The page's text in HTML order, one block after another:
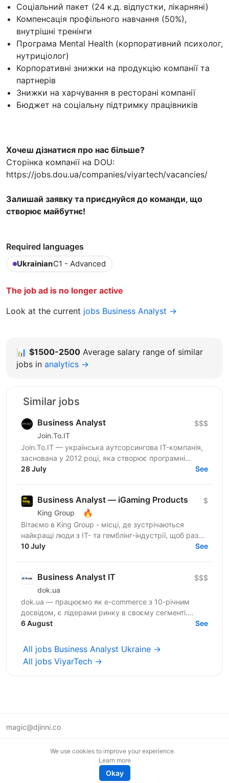
Соціальний пакет (24 к.д. відпустки, лікарняні)
Компенсація профільного навчання (50%),
внутрішні тренінги
Програма Mental Health (корпоративний психолог,
нутриціолог)
Корпоративні знижки на продукцію компанії та
партнерів
Знижки на харчування в ресторані компанії
Бюджет на соціальну підтримку працівників
Хочеш дізнатися про нас більше?
Сторінка компанії на DOU:
https://jobs.dou.ua/companies/viyartech/vacancies/
Залишай заявку та приєднуйся до команди, що
створює майбутнє!
Required languages
UkrainianC1 - Advanced
The job ad is no longer active
Look at the current jobs Business Analyst →
📊 $1500-2500 Average salary range of similar
jobs in analytics →
Similar jobs
Business Analyst
Join.To.IT
$$$
Join.To.IT — українська аутсорсингова IT-компанія,
заснована у 2012 році, яка створює програмні
рішення для бізнесів із різних сфер. Ми не просто...
28 July See
Business Analyst — iGaming Products
King Group 🔥
$
Вітаємо в King Group - місці, де зустрічаються
найкращі люди з IT- та гемблінг-індустрії, щоб разом
робити дивовижні речі. Ми оперуємо численними
10 July See
Business Analyst IT
dok.ua
$$$
dok.ua — працюємо як e-commerce з 10-річним
досвідом, є лідерами ринку в своєму сегменті.
Зростаємо, допомагаємо ЗСУ, віримо в Україну та
6 August See
All jobs Business Analyst Ukraine →
All jobs ViyarTech →
magic@djinni.co
We use cookies to improve your experience.
Learn more
Okay